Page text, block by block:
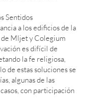
Sentidos
a los edificios de la
de Mljet y Colegium
es difícil de
la fe religiosa,
de estas soluciones se
algunas de las
con participación